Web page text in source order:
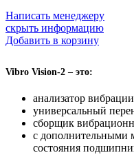
Написать менеджеру
скрыть информацию
Добавить в корзину
Vibro Vision-2 – это:
анализатор
универсальный
сборщик
с дополнительными
состояния